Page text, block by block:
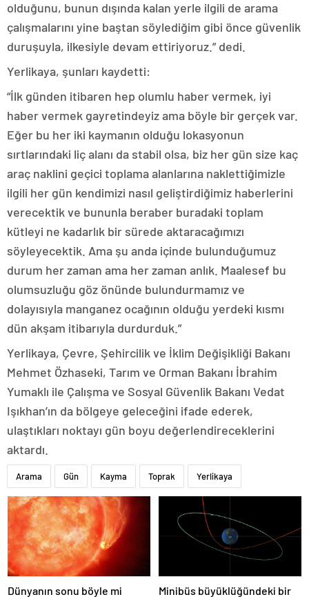
olduğunu, bunun dışında kalan yerle ilgili de arama
çalışmalarını yine baştan söylediğim gibi önce güvenlik
duruşuyla, ilkesiyle devam ettiriyoruz.” dedi.
Yerlikaya, şunları kaydetti:
“İlk günden itibaren hep olumlu haber vermek, iyi
haber vermek gayretindeyiz ama böyle bir gerçek var.
Eğer bu her iki kaymanın olduğu lokasyonun
sırtlarındaki liç alanı da stabil olsa, biz her gün size kaç
araç naklini geçici toplama alanlarına naklettiğimizle
ilgili her gün kendimizi nasıl geliştirdiğimiz haberlerini
verecektik ve bununla beraber buradaki toplam
kütleyi ne kadarlık bir sürede aktaracağımızı
söyleyecektik. Ama şu anda içinde bulunduğumuz
durum her zaman ama her zaman anlık. Maalesef bu
olumsuzluğu göz önünde bulundurmamız ve
dolayısıyla manganez ocağının olduğu yerdeki kısmı
dün akşam itibarıyla durdurduk.”
Yerlikaya, Çevre, Şehircilik ve İklim Değişikliği Bakanı
Mehmet Özhaseki, Tarım ve Orman Bakanı İbrahim
Yumaklı ile Çalışma ve Sosyal Güvenlik Bakanı Vedat
Işıkhan’ın da bölgeye geleceğini ifade ederek,
ulaştıkları noktayı gün boyu değerlendireceklerini
aktardı.
Arama Gün Kayma Toprak Yerlikaya
Dünyanın sonu böyle mi
Minibüs büyüklüğündeki bir